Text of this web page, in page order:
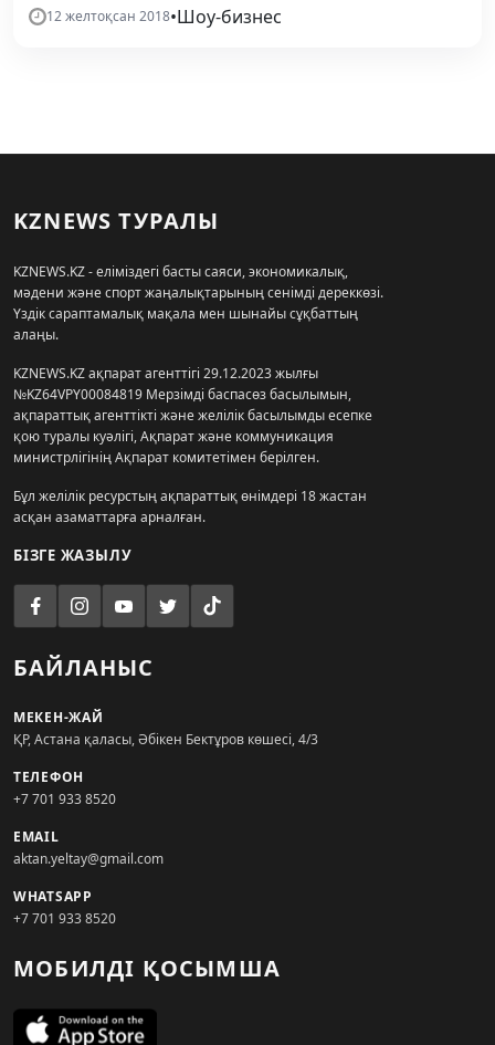
12 желтоқсан 2018•Шоу-бизнес
KZNEWS ТУРАЛЫ
KZNEWS.KZ - еліміздегі басты саяси, экономикалық,
мәдени және спорт жаңалықтарының сенімді дереккөзі.
Үздік сараптамалық мақала мен шынайы сұқбаттың
алаңы.
KZNEWS.KZ ақпарат агенттігі 29.12.2023 жылғы
№KZ64VPY00084819 Мерзімді баспасөз басылымын,
ақпараттық агенттікті және желілік басылымды есепке
қою туралы куәлігі, Ақпарат және коммуникация
министрлігінің Ақпарат комитетімен берілген.
Бұл желілік ресурстың ақпараттық өнімдері 18 жастан
асқан азаматтарға арналған.
БІЗГЕ ЖАЗЫЛУ
БАЙЛАНЫС
МЕКЕН-ЖАЙ
ҚР, Астана қаласы, Әбікен Бектұров көшесі, 4/3
ТЕЛЕФОН
+7 701 933 8520
EMAIL
aktan.yeltay@gmail.com
WHATSAPP
+7 701 933 8520
МОБИЛДІ ҚОСЫМША